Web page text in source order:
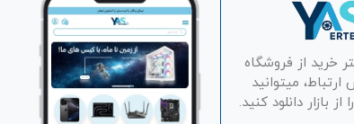
خرید از فروشگاه
ارتباط، میتوانید
بازار دانلود کنید.